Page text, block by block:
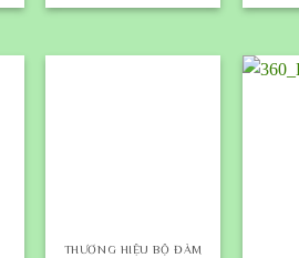
THƯƠNG HIỆU BỘ ĐÀM